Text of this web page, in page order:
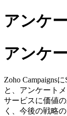
アンケ
アンケ
Zoho Campaigns
と、アンケート
サービスに価値
く、今後の戦略